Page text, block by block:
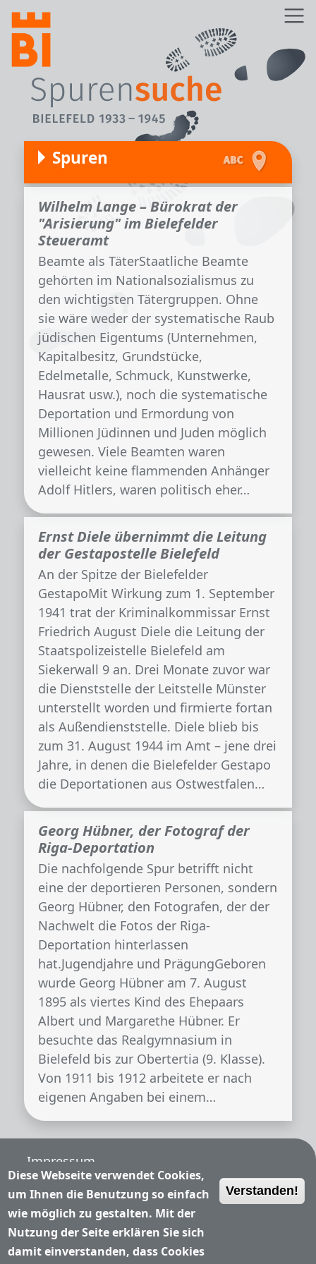
Direkt zum Inhalt
Spuren
Wilhelm Lange – Bürokrat der
"Arisierung" im Bielefelder
Steueramt
Beamte als TäterStaatliche Beamte
gehörten im Nationalsozialismus zu
den wichtigsten Tätergruppen. Ohne
sie wäre weder der systematische Raub
jüdischen Eigentums (Unternehmen,
Kapitalbesitz, Grundstücke,
Edelmetalle, Schmuck, Kunstwerke,
Hausrat usw.), noch die systematische
Deportation und Ermordung von
Millionen Jüdinnen und Juden möglich
gewesen. Viele Beamten waren
vielleicht keine flammenden Anhänger
Adolf Hitlers, waren politisch eher…
Ernst Diele übernimmt die Leitung
der Gestapostelle Bielefeld
An der Spitze der Bielefelder
GestapoMit Wirkung zum 1. September
1941 trat der Kriminalkommissar Ernst
Friedrich August Diele die Leitung der
Staatspolizeistelle Bielefeld am
Siekerwall 9 an. Drei Monate zuvor war
die Dienststelle der Leitstelle Münster
unterstellt worden und firmierte fortan
als Außendienststelle. Diele blieb bis
zum 31. August 1944 im Amt – jene drei
Jahre, in denen die Bielefelder Gestapo
die Deportationen aus Ostwestfalen…
Georg Hübner, der Fotograf der
Riga-Deportation
Die nachfolgende Spur betrifft nicht
eine der deportieren Personen, sondern
Georg Hübner, den Fotografen, der der
Nachwelt die Fotos der Riga-
Deportation hinterlassen
hat.Jugendjahre und PrägungGeboren
wurde Georg Hübner am 7. August
1895 als viertes Kind des Ehepaars
Albert und Margarethe Hübner. Er
besuchte das Realgymnasium in
Bielefeld bis zur Obertertia (9. Klasse).
Von 1911 bis 1912 arbeitete er nach
eigenen Angaben bei einem…
Fußzeile
Impressum
Nutzungsbedingungen
Datenschutzerklärung
Kontakt
Diese Webseite verwendet Cookies,
um Ihnen die Benutzung so einfach
wie möglich zu gestalten. Mit der
Nutzung der Seite erklären Sie sich
damit einverstanden, dass Cookies
Verstanden!